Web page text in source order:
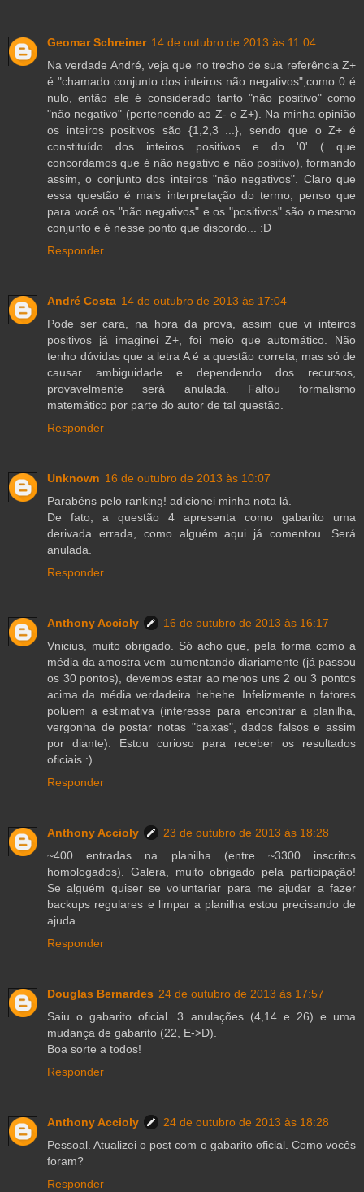
Geomar Schreiner 14 de outubro de 2013 às 11:04
Na verdade André, veja que no trecho de sua referência Z+
é "chamado conjunto dos inteiros não negativos",como 0 é
nulo, então ele é considerado tanto "não positivo" como
"não negativo" (pertencendo ao Z- e Z+). Na minha opinião
os inteiros positivos são {1,2,3 ...}, sendo que o Z+ é
constituído dos inteiros positivos e do '0' ( que
concordamos que é não negativo e não positivo), formando
assim, o conjunto dos inteiros "não negativos". Claro que
essa questão é mais interpretação do termo, penso que
para você os "não negativos" e os "positivos" são o mesmo
conjunto e é nesse ponto que discordo... :D
Responder
André Costa 14 de outubro de 2013 às 17:04
Pode ser cara, na hora da prova, assim que vi inteiros
positivos já imaginei Z+, foi meio que automático. Não
tenho dúvidas que a letra A é a questão correta, mas só de
causar ambiguidade e dependendo dos recursos,
provavelmente será anulada. Faltou formalismo
matemático por parte do autor de tal questão.
Responder
Unknown 16 de outubro de 2013 às 10:07
Parabéns pelo ranking! adicionei minha nota lá.
De fato, a questão 4 apresenta como gabarito uma
derivada errada, como alguém aqui já comentou. Será
anulada.
Responder
Anthony Accioly
16 de outubro de 2013 às 16:17
Vnicius, muito obrigado. Só acho que, pela forma como a
média da amostra vem aumentando diariamente (já passou
os 30 pontos), devemos estar ao menos uns 2 ou 3 pontos
acima da média verdadeira hehehe. Infelizmente n fatores
poluem a estimativa (interesse para encontrar a planilha,
vergonha de postar notas "baixas", dados falsos e assim
por diante). Estou curioso para receber os resultados
oficiais :).
Responder
Anthony Accioly
23 de outubro de 2013 às 18:28
~400 entradas na planilha (entre ~3300 inscritos
homologados). Galera, muito obrigado pela participação!
Se alguém quiser se voluntariar para me ajudar a fazer
backups regulares e limpar a planilha estou precisando de
ajuda.
Responder
Douglas Bernardes 24 de outubro de 2013 às 17:57
Saiu o gabarito oficial. 3 anulações (4,14 e 26) e uma
mudança de gabarito (22, E->D).
Boa sorte a todos!
Responder
Anthony Accioly
24 de outubro de 2013 às 18:28
Pessoal. Atualizei o post com o gabarito oficial. Como vocês
foram?
Responder